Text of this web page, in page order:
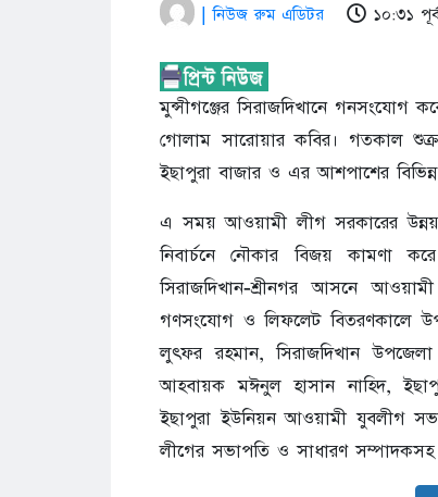
| নিউজ রুম এডিটর ১০:৩১
মুন্সীগঞ্জের সিরাজদিখানে গনসংযোগ
গোলাম সারোয়ার কবির। গতকাল
ইছাপুরা বাজার ও এর আশপাশের
এ সময় আওয়ামী লীগ সরকারের
নিবার্চনে নৌকার বিজয় কামণা
সিরাজদিখান-শ্রীনগর আসনে
গণসংযোগ ও লিফলেট বিতরণকালে
লুৎফর রহমান, সিরাজদিখান
আহবায়ক মঈনুল হাসান নাহিদ,
ইছাপুরা ইউনিয়ন আওয়ামী যুবলীগ
লীগের সভাপতি ও সাধারণ সম্পাদকসহ